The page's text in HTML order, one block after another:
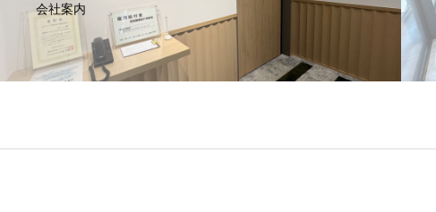
会社案内